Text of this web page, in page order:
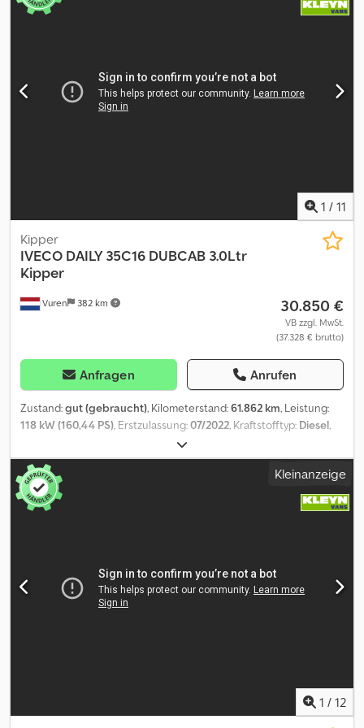
Entschriftet und grundgereinigt - Technische Durchsicht + Rep -
Optische Aufbereitung + Rep - Aufpreis Anhängerkupplung Netto
2500 + MwSt. - Aufpreis Dachspoiler Netto 990 + MwSt. - Aufpreis
Rückfahrkamera Netto 850 + MwSt. - Aufpreis Fahrtenschreiber
Top Gebrauchtfahrzeug, wie neu. HINWEIS: Wir beantworten
1 / 11
Vuren 382 km
Kipper
IVECO DAILY 35C16 DUBCAB 3.0Ltr
Kipper
30.850 €
VB zzgl. MwSt.
(37.328 € brutto)
Anfragen Anrufen
Zustand:gut (gebraucht), Kilometerstand:61.862 km, Leistung:
118 kW (160,44 PS), Erstzulassung:07/2022, Kraftstofftyp: Diesel,
, Achsen-Konfiguration:
4.100 mm, Kraftstoff:Diesel, Farbe:Weiß, Fahrerkabine:
Fahrerhaus
, Anzahl der Gänge:6,
Emissionsklasse:
, Anzahl der Sitzplätze:
, Gesamtlänge:
Klimaanlage, Tempomat, Traktionskontrolle,
Zentralverriegelung, elektrisch verstellbarer Spiegel,
elektrische Fensterheberregelung
Klimaanlage, Anzahl Airbags: 1, Einparkhilfe: Keiner, Elektrische
Fensterheber, Elektrische Spiegel, Radio/Kassette, Farbe: Weiß,
Kleinanzeige
1 / 12